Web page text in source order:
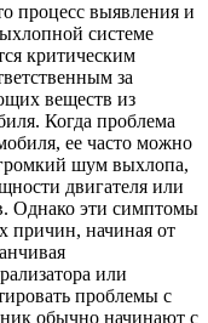
процесс выявления и
системе
критическим
за
веществ из
Когда проблема
ее часто можно
шум выхлопа,
двигателя или
Однако эти симптомы
причин, начиная от
или
проблемы с
обычно начинают с